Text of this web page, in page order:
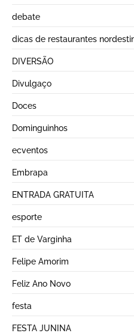
debate
dicas de restaurantes
DIVERSÃO
Divulgaço
Doces
Dominguinhos
ecventos
Embrapa
ENTRADA GRATUITA
esporte
ET de Varginha
Felipe Amorim
Feliz Ano Novo
festa
FESTA JUNINA